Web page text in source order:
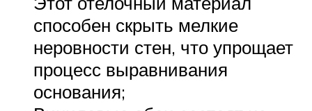
способен скрыть мелкие
неровности стен, что упрощает
процесс выравнивания
основания;